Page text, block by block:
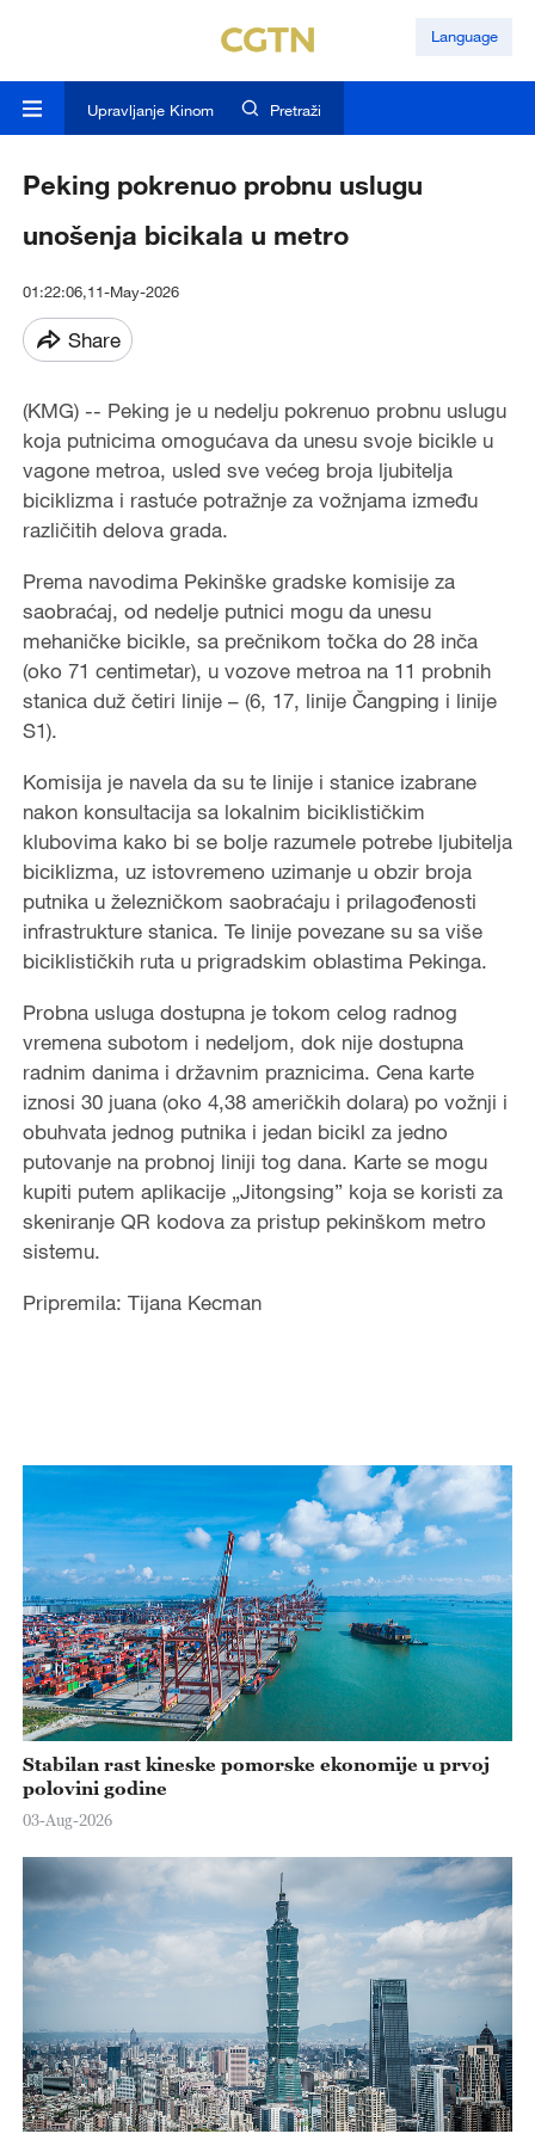
Language
Upravljanje Kinom Pretraži
Peking pokrenuo probnu uslugu
unošenja bicikala u metro
01:22:06,11-May-2026
Share
(KMG) -- Peking je u nedelju pokrenuo probnu uslugu
koja putnicima omogućava da unesu svoje bicikle u
vagone metroa, usled sve većeg broja ljubitelja
biciklizma i rastuće potražnje za vožnjama između
različitih delova grada.
Prema navodima Pekinške gradske komisije za
saobraćaj, od nedelje putnici mogu da unesu
mehaničke bicikle, sa prečnikom točka do 28 inča
(oko 71 centimetar), u vozove metroa na 11 probnih
stanica duž četiri linije – (6, 17, linije Čangping i linije
S1).
Komisija je navela da su te linije i stanice izabrane
nakon konsultacija sa lokalnim biciklističkim
klubovima kako bi se bolje razumele potrebe ljubitelja
biciklizma, uz istovremeno uzimanje u obzir broja
putnika u železničkom saobraćaju i prilagođenosti
infrastrukture stanica. Te linije povezane su sa više
biciklističkih ruta u prigradskim oblastima Pekinga.
Probna usluga dostupna je tokom celog radnog
vremena subotom i nedeljom, dok nije dostupna
radnim danima i državnim praznicima. Cena karte
iznosi 30 juana (oko 4,38 američkih dolara) po vožnji i
obuhvata jednog putnika i jedan bicikl za jedno
putovanje na probnoj liniji tog dana. Karte se mogu
kupiti putem aplikacije „Jitongsing” koja se koristi za
skeniranje QR kodova za pristup pekinškom metro
sistemu.
Pripremila: Tijana Kecman
Stabilan rast kineske pomorske ekonomije u prvoj
polovini godine
03-Aug-2026